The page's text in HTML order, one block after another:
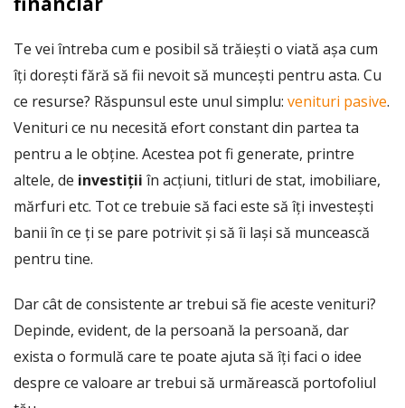
Te vei întreba cum e posibil să trăiești o viată așa cum
îți dorești fără să fii nevoit să muncești pentru asta. Cu
ce resurse? Răspunsul este unul simplu: venituri pasive.
Venituri ce nu necesită efort constant din partea ta
pentru a le obține. Acestea pot fi generate, printre
altele, de investiții în acțiuni, titluri de stat, imobiliare,
mărfuri etc. Tot ce trebuie să faci este să îți investești
banii în ce ți se pare potrivit și să îi lași să muncească
pentru tine.
Dar cât de consistente ar trebui să fie aceste venituri?
Depinde, evident, de la persoană la persoană, dar
exista o formulă care te poate ajuta să îți faci o idee
despre ce valoare ar trebui să urmărească portofoliul